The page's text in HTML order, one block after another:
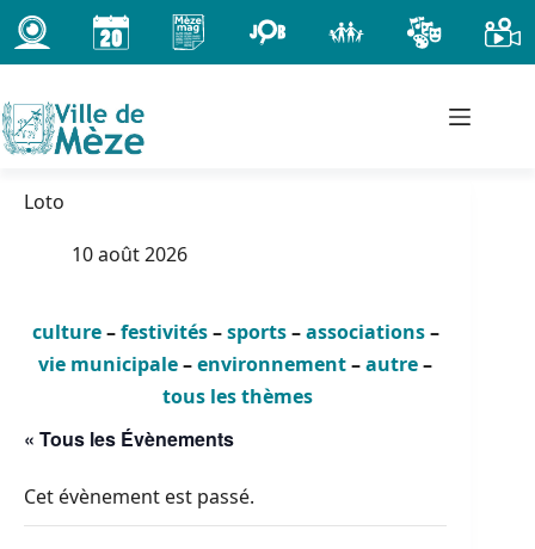
Passer
au
contenu
Loto
10 août 2026
culture–festivités–sports–associations–
vie municipale–environnement–autre–
tous les thèmes
« Tous les Évènements
Cet évènement est passé.